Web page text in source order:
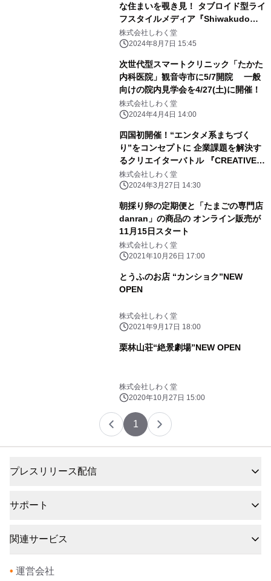
な住まいを覗き見！ タブロイド型ライ
フスタイルメディア『Shiwakudo
Scope』発刊
株式会社しわく堂
2024年8月7日 15:45
次世代型スマートクリニック「たかた
内科医院」観音寺市に5/7開院 一般
向けの院内見学会を4/27(土)に開催！
株式会社しわく堂
2024年4月4日 14:00
四国初開催！“エンタメ系まちづく
り”をコンセプトに 企業課題を解決す
るクリエイターバトル 『CREATIVE
BATTLE 三豊 vs 高知』を4月27日に
開催
株式会社しわく堂
2024年3月27日 14:30
朝採り卵の定期便と「たまごの専門店
danran」の商品の オンライン販売が
11月15日スタート
株式会社しわく堂
2021年10月26日 17:00
とうふのお店 “カンショク”NEW
OPEN
株式会社しわく堂
2021年9月17日 18:00
栗林山荘“絶景劇場”NEW OPEN
株式会社しわく堂
2020年10月27日 15:00
1
プレスリリース配信
サポート
関連サービス
• 運営会社